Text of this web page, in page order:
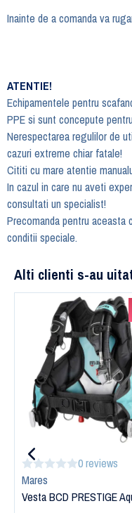
Inainte de a comanda va
ATENTIE!
Echipamentele pentru
PPE si sunt concepute
Nerespectarea regulilor de
cazuri extreme chiar fatale!
Cititi cu mare atentie
In cazul in care nu aveti
consultati un specialist!
Precomanda pentru
conditii speciale.
Alti clienti s-au
0 reviews
Mares
Vesta BCD PRESTIGE